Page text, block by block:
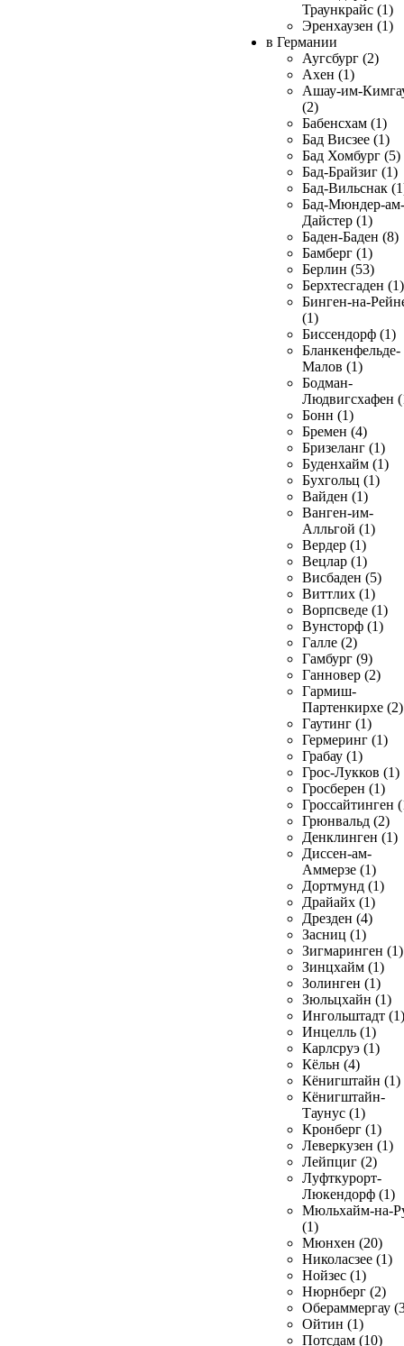
Траункрайс (1)
Эренхаузен (1)
в Германии
Аугсбург (2)
Ахен (1)
Ашау-им-
(2)
Бабенсхам (1)
Бад Висзее (1)
Бад Хомбург (5)
Бад-Брайзиг (1)
Бад-Вильснак
Бад-Мюндер-ам-
Дайстер (1)
Баден-Баден (8)
Бамберг (1)
Берлин (53)
Берхтесгаден (1)
Бинген-на-
(1)
Биссендорф (1)
Бланкенфельде-
Малов (1)
Бодман-
Людвигсхафен
Бонн (1)
Бремен (4)
Бризеланг (1)
Буденхайм (1)
Бухгольц (1)
Вайден (1)
Ванген-им-
Алльгой (1)
Вердер (1)
Вецлар (1)
Висбаден (5)
Виттлих (1)
Ворпсведе (1)
Вунсторф (1)
Галле (2)
Гамбург (9)
Ганновер (2)
Гармиш-
Партенкирхе (2)
Гаутинг (1)
Гермеринг (1)
Грабау (1)
Грос-Лукков (1)
Гросберен (1)
Гроссайтинген
Грюнвальд (2)
Денклинген (1)
Диссен-ам-
Аммерзе (1)
Дортмунд (1)
Драйайх (1)
Дрезден (4)
Засниц (1)
Зигмаринген (1)
Зинцхайм (1)
Золинген (1)
Зюльцхайн (1)
Ингольштадт (1)
Инцелль (1)
Карлсруэ (1)
Кёльн (4)
Кёнигштайн (1)
Кёнигштайн-
Таунус (1)
Кронберг (1)
Леверкузен (1)
Лейпциг (2)
Луфткурорт-
Люкендорф (1)
Мюльхайм-на-
(1)
Мюнхен (20)
Николасзее (1)
Нойзес (1)
Нюрнберг (2)
Обераммергау
Ойтин (1)
Потсдам (10)